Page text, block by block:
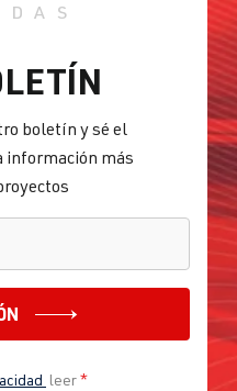
boletín y sé el
información más
leer*